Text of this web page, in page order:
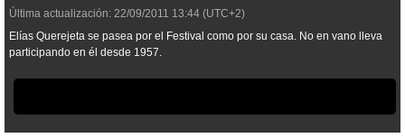
Última actualización: 22/09/2011 13:44 (UTC+2)
Elías Querejeta se pasea por el Festival como por su casa. No en vano lleva
participando en él desde 1957.